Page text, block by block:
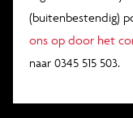
(buitenbestendig)
ons op door het
naar 0345 515 503.